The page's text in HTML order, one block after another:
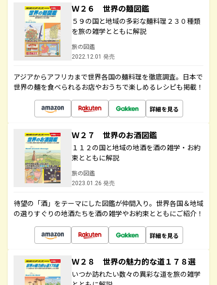
Ｗ２６ 世界の麺図鑑
５９の国と地域の多彩な麺料理２３０種類
を旅の雑学とともに解説
旅の図鑑
2022.12.01 発売
アジアからアフリカまで世界各国の麺料理を徹底調査。日本で
世界の麺を食べられるお店やおうちで楽しめるレシピも掲載！
詳細を見る
Ｗ２７ 世界のお酒図鑑
１１２の国と地域の地酒を酒の雑学・お約
束とともに解説
旅の図鑑
2023.01.26 発売
待望の「酒」をテーマにした図鑑が仲間入り。世界各国＆地域
の選りすぐりの地酒たちを酒の雑学やお約束とともにご紹介！
詳細を見る
Ｗ２８ 世界の魅力的な道１７８選
いつか訪れたい数々の異彩な道を旅の雑学